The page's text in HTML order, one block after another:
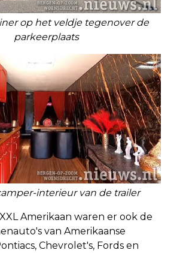
op het veldje tegenover de
parkeerplaats
interieur van de trailer
Amerikaan waren er ook de
van Amerikaanse
Chevrolet's, Fords en